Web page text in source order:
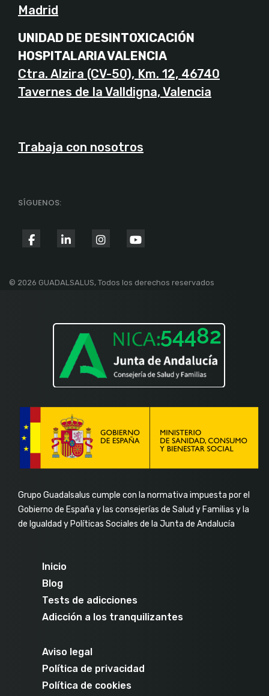
Madrid
UNIDAD DE DESINTOXICACIÓN
HOSPITALARIA VALENCIA
Ctra. Alzira (CV-50), Km. 12, 46740
Tavernes de la Valldigna, Valencia
Trabaja con nosotros
SÍGUENOS:
fab
facebook-
fab
linkedin-
fab
instagram
fab
youtube
© 2026 GUADALSALUS, Todos los derechos reservados
Grupo Guadalsalus cumple con la normativa impuesta por el
Gobierno de España y las consejerías de Salud y Familias y la
de Igualdad y Políticas Sociales de la Junta de Andalucía
Inicio
Blog
Tests de adicciones
Adicción a los tranquilizantes
Aviso legal
Política de privacidad
Política de cookies